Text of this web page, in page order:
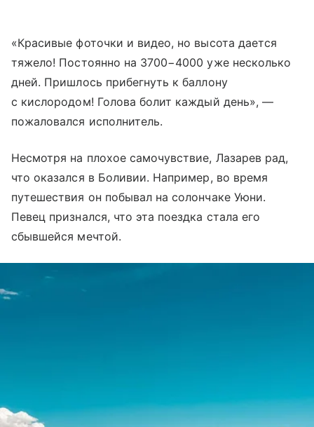
«Красивые фоточки и видео, но высота дается
тяжело! Постоянно на 3700−4000 уже несколько
дней. Пришлось прибегнуть к баллону
с кислородом! Голова болит каждый день», —
пожаловался исполнитель.
Несмотря на плохое самочувствие, Лазарев рад,
что оказался в Боливии. Например, во время
путешествия он побывал на солончаке Уюни.
Певец признался, что эта поездка стала его
сбывшейся мечтой.